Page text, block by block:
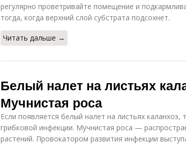
регулярно проветривайте помещение и
тогда, когда верхний слой субстрата подсохнет.
Читать дальше →
Белый налет на листьях
Мучнистая роса
Если появляется белый налет на листьях
грибковой инфекции. Мучнистая роса —
растений. Провокатором развития инфекции